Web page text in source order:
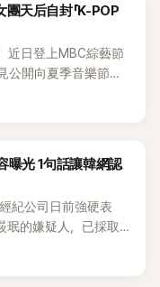
實被質疑動過隆胸手
始被說是不是去隆乳
清楚。 李智惠進一步
一種方式，「所以我就
給大家看，證明我根
比基尼站在一排攝影
仍被網友津津樂道。
清白的往事再度被提
再次讓人見識到她面
去也曾在 SBS 節目
年引發話題的「腋下
天后自封「K-POP
近日登上MBC綜藝節
公開向夏季音樂節
演出，更幽默表示：
曝光 1句話讓韓網認
紀公司日前強硬表
珉的嫌疑人，已採取
5日再度透過社群平